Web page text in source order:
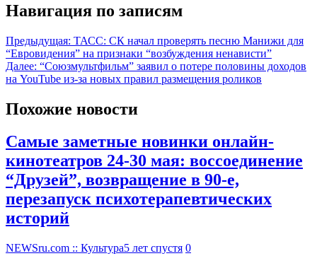
Навигация по записям
Предыдущая: ТАСС: СК начал проверять песню Манижи для
“Евровидения” на признаки “возбуждения ненависти”
Далее: “Союзмультфильм” заявил о потере половины доходов
на YouTube из-за новых правил размещения роликов
Похожие новости
Самые заметные новинки онлайн-
кинотеатров 24-30 мая: воссоединение
“Друзей”, возвращение в 90-е,
перезапуск психотерапевтических
историй
NEWSru.com :: Культура5 лет спустя 0